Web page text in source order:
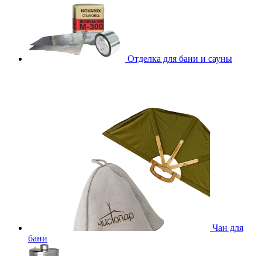
Отделка для бани и сауны
Чан для
бани